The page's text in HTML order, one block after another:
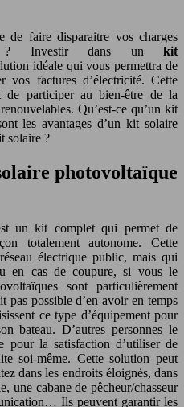
de faire disparaitre vos charges
? Investir dans un kit
idéale qui vous permettra de
vos factures d’électricité. Cette
de participer au bien-être de la
Qu’est-ce qu’un kit
les avantages d’un kit solaire
solaire ?
photovoltaïque
un kit complet qui permet de
totalement autonome. Cette
électrique public, mais qui
en cas de coupure, si vous le
sont particulièrement
pas possible d’en avoir en temps
ce type d’équipement pour
bateau. D’autres personnes le
pour la satisfaction d’utiliser de
soi-même. Cette solution peut
dans les endroits éloignés, dans
une cabane de pêcheur/chasseur
Ils peuvent garantir les